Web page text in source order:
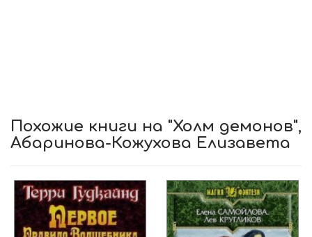
Похожие книги на "Холм демонов",
Абаринова-Кожухова Елизавета